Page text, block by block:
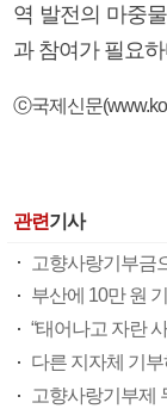
역 발전의 마중
과 참여가 필요
ⓒ국제신문
관련기사
고향사랑기부금
부산에 10만 원
다른 지자체 기
고향사랑기부제